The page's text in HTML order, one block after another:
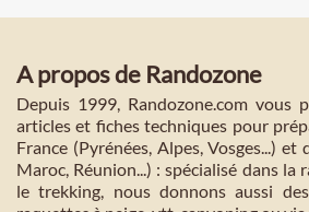
A propos de Randozone
Depuis 1999, Randozone.com vous
articles et fiches techniques pour
France (Pyrénées, Alpes, Vosges...)
Maroc, Réunion...) : spécialisé dans la
le trekking, nous donnons aussi